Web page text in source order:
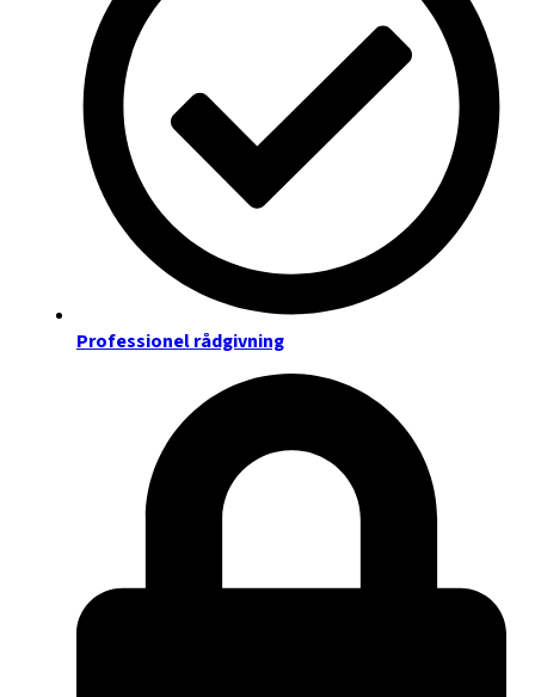
Professionel rådgivning